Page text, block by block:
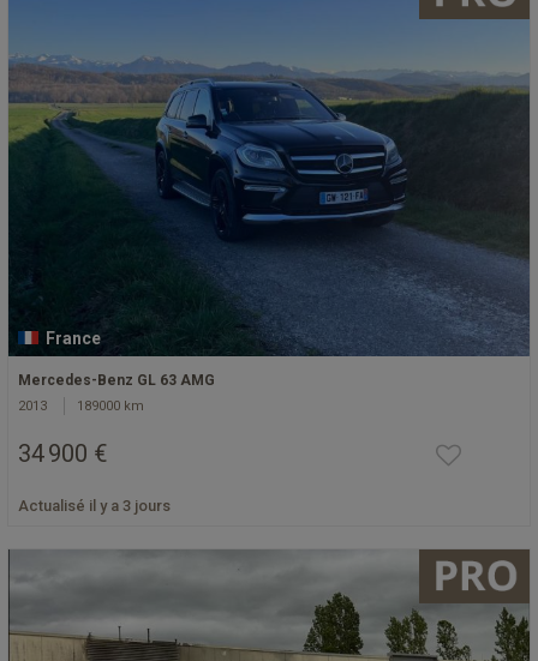
France
Mercedes-Benz GL 63 AMG
2013 189000 km
34 900 €
Actualisé il y a 3 jours